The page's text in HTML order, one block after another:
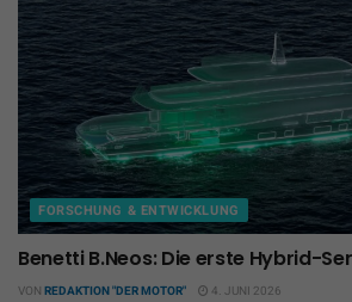
FORSCHUNG & ENTWICKLUNG
Benetti B.Neos: Die erste Hybrid-
VON REDAKTION "DER MOTOR" 4. JUNI 2026